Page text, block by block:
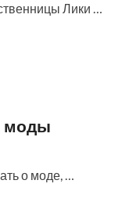
Лики …
моды
о моде, …